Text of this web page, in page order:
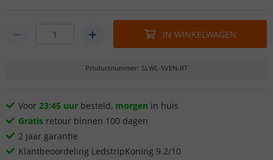
IN WINKELWAGEN
Productnummer: SLWL-SVEN-RT
Voor 23:45 uur besteld, morgen in huis
Gratis retour binnen 100 dagen
2 jaar garantie
Klantbeoordeling LedstripKoning 9.2/10